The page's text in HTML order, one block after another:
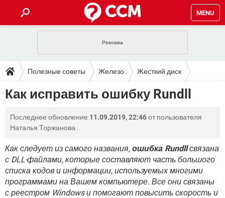
MENU
INSTAGRAM FACEBOOK
ИГРЫ WINDOWS 10
GOOGLE
ПОЛЕЗНЫЕ СОВЕТЫ
TIKTOK TELEGRAM
WHATSAPP INSTAGRAM
FACEBOOK ИГРЫ
ВИДЕО GOOGLE
YANDEX
ЗАГРУЗКИ
WHATSAPP
WINDOWS 10 ВКОНТАКТЕ
YANDEX
ФОРУМ
WHATSAPP INSTAGRAM
FACEBOOK ИГРЫ
WINDOWS 10 ВКОНТАКТЕ
TIKTOK TELEGRAM
INSTAGRAM
FACEBOOK ИГРЫ
Полезные советы Железо Жесткий диск
Filesystems
Как исправить ошибку Rundll
Последнее обновление 11.09.2019, 22:46от пользователя
Наталья Торжанова .
Как следует из самого названия, ошибка Rundllсвязана
с DLL-файлами, которые составляют часть большого
списка кодов и информации, используемых многими
программами на Вашем компьютере. Все они связаны
с реестром Windows и помогают повысить скорость и